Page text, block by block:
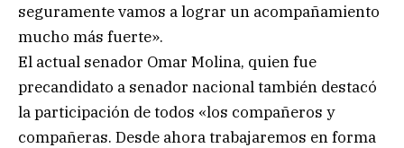
seguramente vamos a lograr un acompañamiento
mucho más fuerte».
El actual senador Omar Molina, quien fue
precandidato a senador nacional también destacó
la participación de todos «los compañeros y
compañeras. Desde ahora trabajaremos en forma